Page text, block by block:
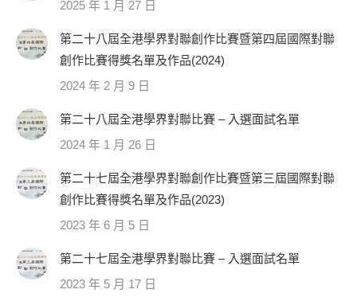
2025 年 1 月 27 日
第二十八屆全港學界對聯創作比賽暨第四屆國際對聯
創作比賽得獎名單及作品(2024)
2024 年 2 月 9 日
第二十八屆全港學界對聯比賽 – 入選面試名單
2024 年 1 月 26 日
第二十七屆全港學界對聯創作比賽暨第三屆國際對聯
創作比賽得獎名單及作品(2023)
2023 年 6 月 5 日
第二十七屆全港學界對聯比賽 – 入選面試名單
2023 年 5 月 17 日